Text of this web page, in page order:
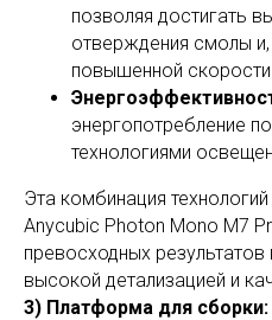
позволяя достигать
отверждения смолы и,
повышенной скорости
энергопотребление
технологиями
Эта комбинация
Anycubic Photon Mono M7
превосходных результатов
высокой детализацией и
3) Платформа для сборки: